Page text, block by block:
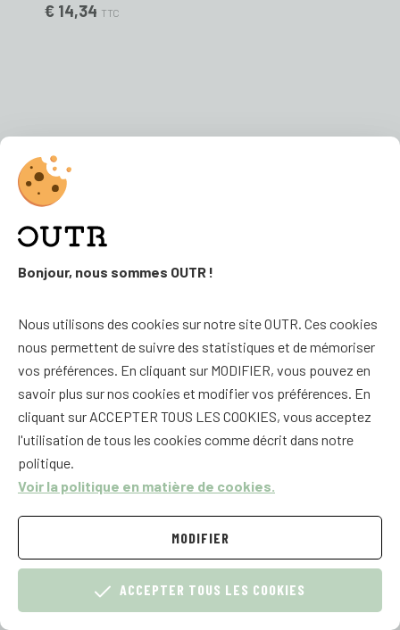
€ 14,34 TTC
FLIPPER HAMBURGER
€ 19,14
Bonjour, nous sommes OUTR !
Nous utilisons des cookies sur notre site OUTR. Ces cookies
nous permettent de suivre des statistiques et de mémoriser
vos préférences. En cliquant sur MODIFIER, vous pouvez en
savoir plus sur nos cookies et modifier vos préférences. En
cliquant sur ACCEPTER TOUS LES COOKIES, vous acceptez
l'utilisation de tous les cookies comme décrit dans notre
politique.
Voir la politique en matière de cookies.
MODIFIER
ACCEPTER TOUS LES COOKIES